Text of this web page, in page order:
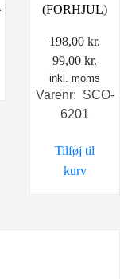
268,00 kr..
(FORHJUL)
198,00kr.
Den
oprindelige
pris
var:
99,00 kr.
pris
inkl. moms
Varenr: SCO-
6201
Tilføj til
kurv